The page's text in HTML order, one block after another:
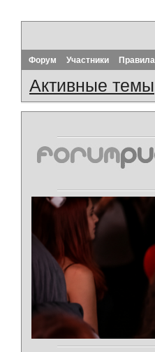
Форум Участники Правила
Активные темы